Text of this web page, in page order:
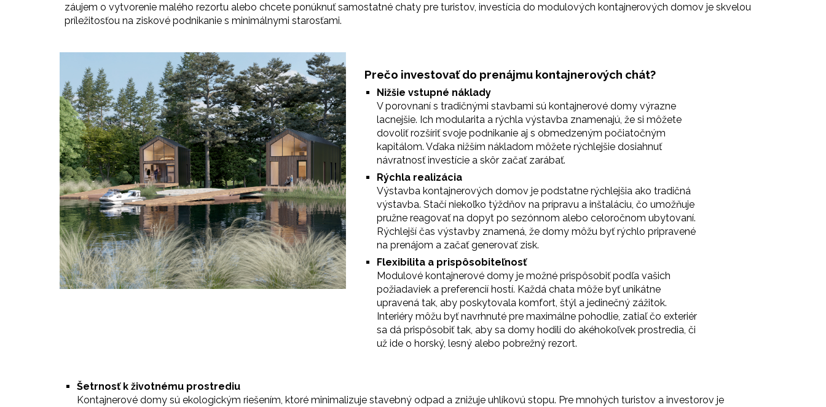
záujem o vytvorenie malého rezortu alebo chcete ponúknuť samostatné chaty pre turistov, investícia do modulových kontajnerových domov je skvelou
príležitosťou na ziskové podnikanie s minimálnymi starosťami.
Prečo investovať do prenájmu kontajnerových chát?
Nižšie vstupné náklady
V porovnaní s tradičnými stavbami sú kontajnerové domy výrazne
lacnejšie. Ich modularita a rýchla výstavba znamenajú, že si môžete
dovoliť rozšíriť svoje podnikanie aj s obmedzeným počiatočným
kapitálom. Vďaka nižším nákladom môžete rýchlejšie dosiahnuť
návratnosť investície a skôr začať zarábať.
Rýchla realizácia
Výstavba kontajnerových domov je podstatne rýchlejšia ako tradičná
výstavba. Stačí niekoľko týždňov na prípravu a inštaláciu, čo umožňuje
pružne reagovať na dopyt po sezónnom alebo celoročnom ubytovaní.
Rýchlejší čas výstavby znamená, že domy môžu byť rýchlo pripravené
na prenájom a začať generovať zisk.
Flexibilita a prispôsobiteľnosť
Modulové kontajnerové domy je možné prispôsobiť podľa vašich
požiadaviek a preferencií hostí. Každá chata môže byť unikátne
upravená tak, aby poskytovala komfort, štýl a jedinečný zážitok.
Interiéry môžu byť navrhnuté pre maximálne pohodlie, zatiaľ čo exteriér
sa dá prispôsobiť tak, aby sa domy hodili do akéhokoľvek prostredia, či
už ide o horský, lesný alebo pobrežný rezort.
Šetrnosť k životnému prostrediu
Kontajnerové domy sú ekologickým riešením, ktoré minimalizuje stavebný odpad a znižuje uhlíkovú stopu. Pre mnohých turistov a investorov je